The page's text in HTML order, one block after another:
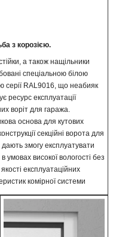
з корозією.
а також нащільники
спеціальною білою
серії RAL9016, що неабияк
ресурс експлуатації
воріт для гаража.
основа для кутових
секційні ворота для
змогу експлуатувати
умовах високої вологості без
експлуатаційних
комірної системи